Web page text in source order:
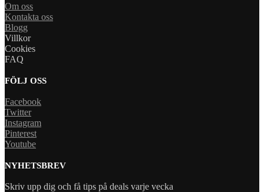
Om oss
Kontakta oss
Blogg
Villkor
Cookies
FAQ
FÖLJ OSS
Facebook
Twitter
Instagram
Pinterest
Youtube
NYHETSBREV
Skriv upp dig och få tips på deals varje vecka